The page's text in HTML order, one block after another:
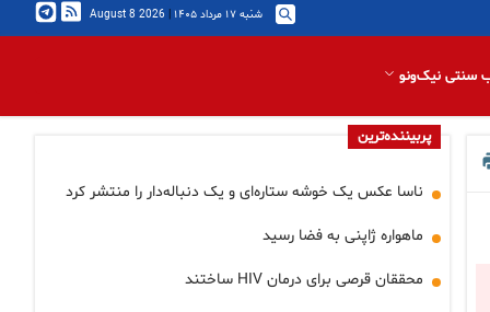
شنبه ۱۷ مرداد ۱۴۰۵ |
2026 August 8
سنتی نیک‌ونو
پربیننده‌ترین
ناسا عکس یک خوشه ستاره‌ای و یک دنباله‌دار را منتشر کرد
ماهواره ژاپنی به فضا رسید
محققان قرصی برای درمان HIV ساختند